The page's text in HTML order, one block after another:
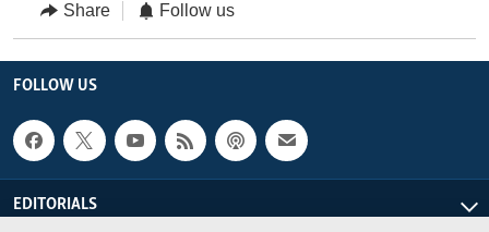
Share Follow us
FOLLOW US
EDITORIALS